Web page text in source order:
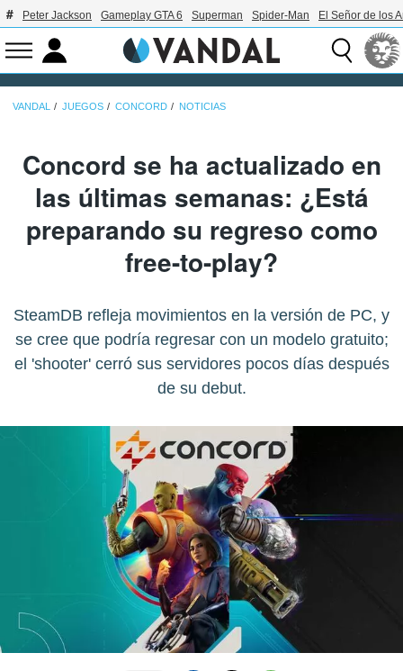
Peter Jackson Gameplay GTA 6 Superman Spider-Man El Señor de los
VANDAL JUEGOS CONCORD NOTICIAS
Concord se ha actualizado en
las últimas semanas: ¿Está
preparando su regreso como
free-to-play?
SteamDB refleja movimientos en la versión de PC, y
se cree que podría regresar con un modelo gratuito;
el 'shooter' cerró sus servidores pocos días después
de su debut.